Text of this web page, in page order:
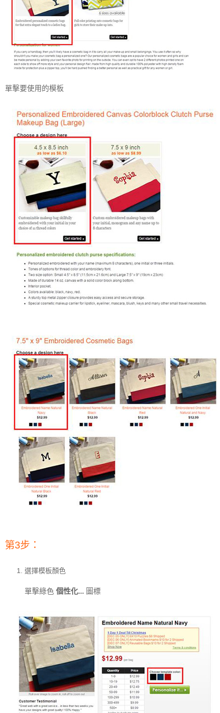
單擊要使用的模板
第3步：
選擇模板顏色
單擊綠色 個性化... 圖標